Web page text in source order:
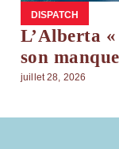
DISPATCH
L’Alberta
son
juillet 28, 2026